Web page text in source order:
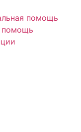
помощь
помощь